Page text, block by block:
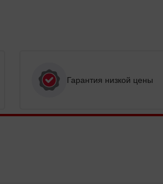
Гарантия низкой цены